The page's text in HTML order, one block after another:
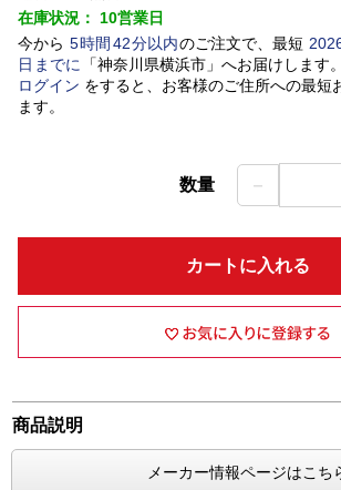
在庫状況： 10営業日
今から 5時間 42分以内のご注文で、最短
日 までに 「神奈川県横浜市」 へお届けします。
ログイン をすると、お客様のご住所への最短
ます。
数量 －
カートに入れる
商品説明
メーカー情報ページはこち